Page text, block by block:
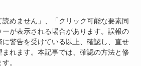
読めません」、「クリック可能な要素同
が表示される場合があります。誤報の
警告を受けている以上、確認し、直せ
れます。本記事では、確認の方法と修
。